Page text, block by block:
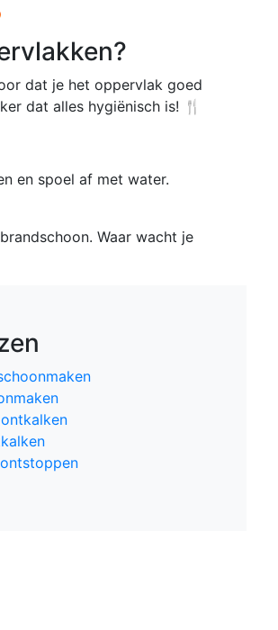
dat je het oppervlak goed
dat alles hygiënisch is! 🍴
en spoel af met water.
Waar wacht je